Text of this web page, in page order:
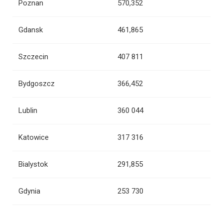
Poznan 570,352
Gdansk 461,865
Szczecin 407 811
Bydgoszcz 366,452
Lublin 360 044
Katowice 317 316
Bialystok 291,855
Gdynia 253 730